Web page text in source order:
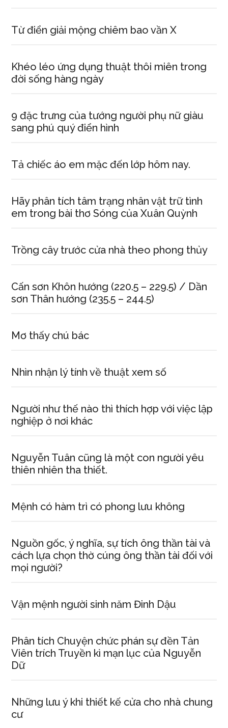
Từ điển giải mộng chiêm bao vần X
Khéo léo ứng dụng thuật thôi miên trong
đời sống hàng ngày
9 đặc trưng của tướng người phụ nữ giàu
sang phú quý điển hình
Tả chiếc áo em mặc đến lớp hôm nay.
Hãy phân tích tâm trạng nhân vật trữ tình
em trong bài thơ Sóng của Xuân Quỳnh
Trồng cây trước cửa nhà theo phong thủy
Cấn sơn Khôn hướng (220.5 – 229.5) / Dần
sơn Thân hướng (235.5 – 244.5)
Mơ thấy chú bác
Nhìn nhận lý tính về thuật xem số
Người như thế nào thì thích hợp với việc lập
nghiệp ở nơi khác
Nguyễn Tuân cũng là một con người yêu
thiên nhiên tha thiết.
Mệnh có hàm trì có phong lưu không
Nguồn gốc, ý nghĩa, sự tích ông thần tài và
cách lựa chọn thờ cúng ông thần tài đối với
mọi người?
Vận mệnh người sinh năm Đinh Dậu
Phân tích Chuyện chức phán sự đền Tản
Viên trích Truyền kì mạn lục của Nguyễn
Dữ
Những lưu ý khi thiết kế cửa cho nhà chung
cư